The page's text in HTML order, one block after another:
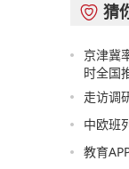
 猜
京津冀
时全国
走访调
中欧班
教育